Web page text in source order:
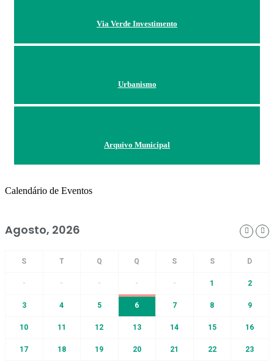
Via Verde Investimento
Urbanismo
Arquivo Municipal
Calendário de Eventos
Agosto, 2026
- - - - - 1 2
3 4 5 6 7 8 9
10 11 12 13 14 15 16
17 18 19 20 21 22 23